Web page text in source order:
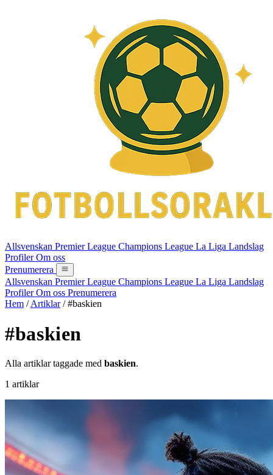
Allsvenskan Premier League Champions League La Liga Landslag
ProfilerOm oss
Prenumerera
Allsvenskan Premier League Champions League La Liga Landslag
ProfilerOm oss Prenumerera
Hem / Artiklar / #baskien
#baskien
Alla artiklar taggade med baskien.
1 artiklar